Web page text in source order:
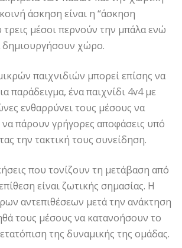
άσκηση είναι η “άσκηση
μέσοι περνούν την μπάλα ενώ
δημιουργήσουν χώρο.
παιχνιδιών μπορεί επίσης να
παράδειγμα, ένα παιχνίδι 4v4 με
ενθαρρύνει τους μέσους να
πάρουν γρήγορες αποφάσεις υπό
την τακτική τους συνείδηση.
που τονίζουν τη μετάβαση από
είναι ζωτικής σημασίας. Η
αντεπιθέσεων μετά την ανάκτηση
τους μέσους να κατανοήσουν το
της δυναμικής της ομάδας.